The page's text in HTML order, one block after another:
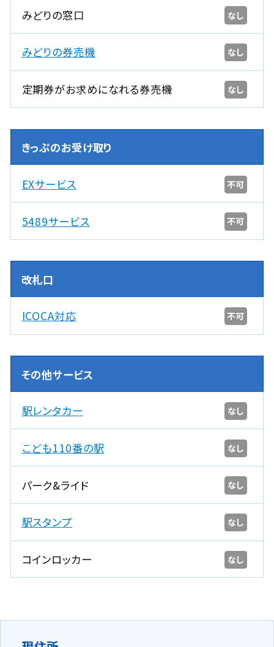
みどりの窓口 なし
みどりの券売機 なし
定期券がお求めになれる券売機 なし
きっぷのお受け取り
EXサービス 不可
5489サービス 不可
改札口
ICOCA対応 不可
その他サービス
駅レンタカー なし
こども110番の駅 なし
パーク&ライド なし
駅スタンプ なし
コインロッカー なし